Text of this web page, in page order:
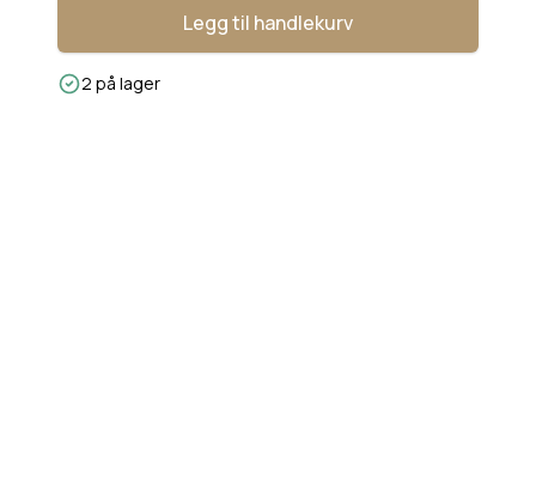
Legg til handlekurv
2 på lager